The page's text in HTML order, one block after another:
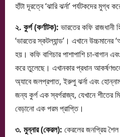
হাঁটা দূরত্বে ‘ঝারি ঝর্না’ পর্যটকদের মুগ্ধ
২. কুর্গ (কর্ণাটক): ভারতের কফি রাজধানী
‘ভারতের স্কটল্যান্ড’। এখানে উচ্চমানের
হয়। কফি বাগিচার পাশাপাশি চা-বাগান
করে তুলেছে। এখানকার প্রধান
অ্যাবে জলপ্রপাত, ইরুপু ঝর্না এবং
জন্য কুর্গ এক স্বর্গরাজ্য, যেখানে শীতের
বেড়ানো এক পরম প্রাপ্তি।
৩. মুন্নার (কেরল): কেরলের জনপ্রিয় শৈল